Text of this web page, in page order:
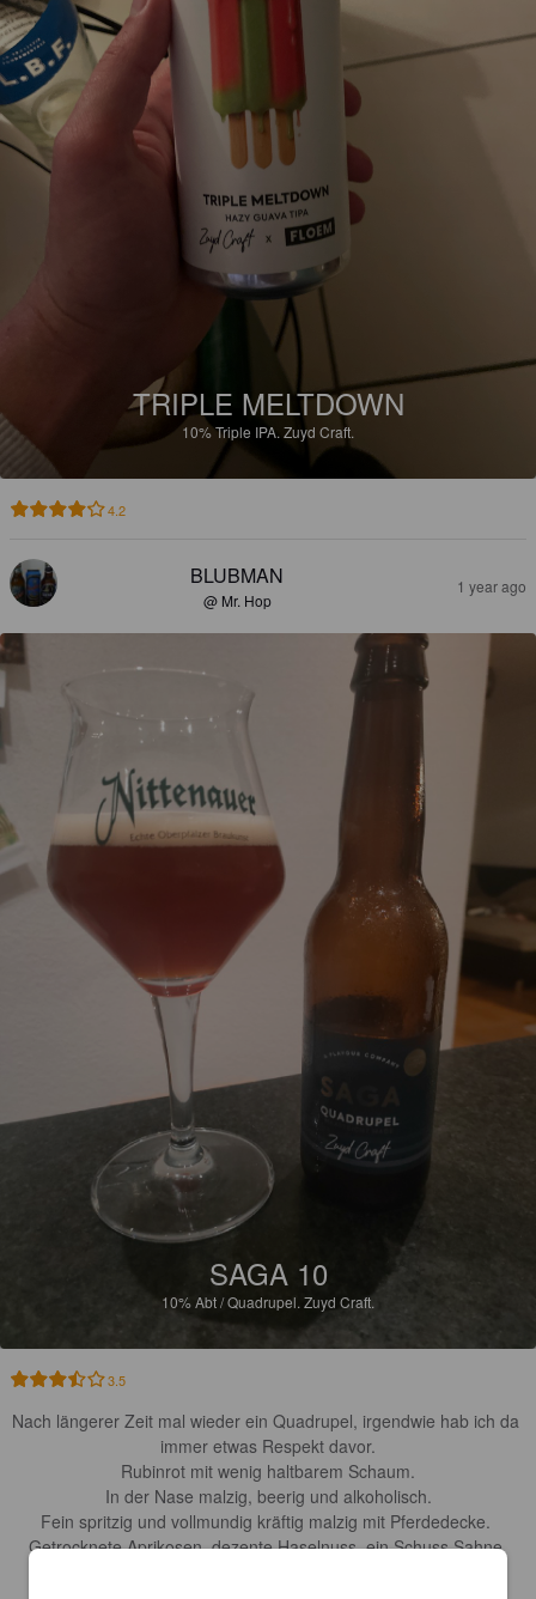
TRIPLE MELTDOWN
10%Triple IPA. Zuyd Craft.
4.2
BLUBMAN
@ Mr. Hop
1 year ago
SAGA 10
10%Abt / Quadrupel. Zuyd Craft.
3.5
Nach längerer Zeit mal wieder ein Quadrupel, irgendwie hab ich da
immer etwas Respekt davor.
Rubinrot mit wenig haltbarem Schaum.
In der Nase malzig, beerig und alkoholisch.
Fein spritzig und vollmundig kräftig malzig mit Pferdedecke.
Getrocknete Aprikosen, dezente Haselnuss, ein Schuss Sahne